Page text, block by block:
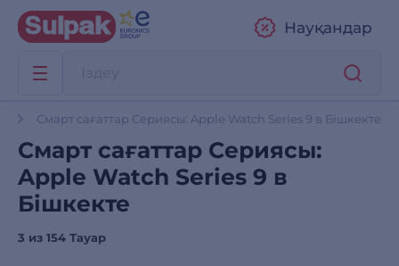
Науқандар
Смарт сағаттар Сериясы: Apple Watch Series 9 в Бішкекте
Смарт сағаттар Сериясы:
Apple Watch Series 9 в
Бішкекте
3 из 154 Тауар